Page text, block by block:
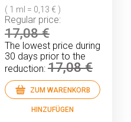
( 1 ml = 0,13 € )
Regular price:
17,08 €
The lowest price during
30 days prior to the
reduction: 17,08 €
ZUM WARENKORB
HINZUFÜGEN